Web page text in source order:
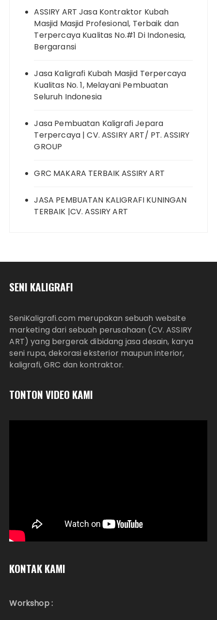
ASSIRY ART Jasa Kontraktor Kubah
Masjid Masjid Profesional, Terbaik dan
Terpercaya Kualitas No.#1 Di Indonesia,
Bergaransi
Jasa Kaligrafi Kubah Masjid Terpercaya
Kualitas No. 1, Melayani Pembuatan
Seluruh Indonesia
Jasa Pembuatan Kaligrafi Jepara
Terpercaya | CV. ASSIRY ART/ PT. ASSIRY
GROUP
GRC MAKARA TERBAIK ASSIRY ART
JASA PEMBUATAN KALIGRAFI KUNINGAN
TERBAIK |CV. ASSIRY ART
SENI KALIGRAFI
SeniKaligrafi.com merupakan sebuah website
marketing dari sebuah perusahaan (CV. ASSIRY
ART) yang bergerak dibidang jasa desain, karya
seni rupa, dekorasi eksterior maupun interior,
kaligrafi, GRC dan kontraktor.
TONTON VIDEO KAMI
KONTAK KAMI
Workshop :